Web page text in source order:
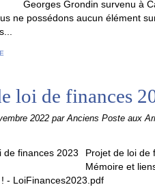
Georges Grondin survenu à
ne possédons aucun élément
loi de finances
2022 par Anciens Poste aux
Projet de loi de
Mémoire et
- LoiFinances2023.pdf